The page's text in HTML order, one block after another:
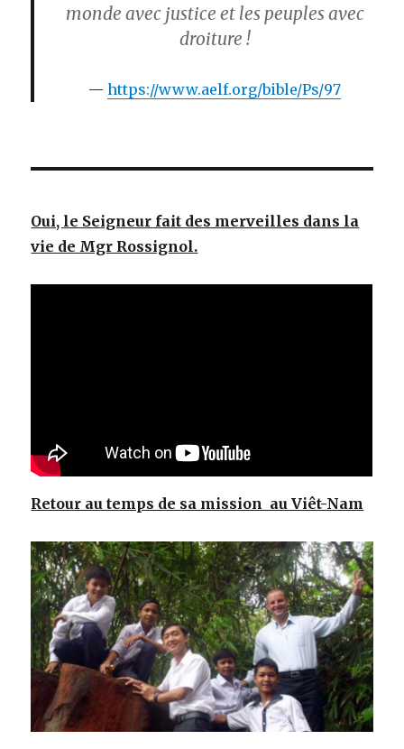
monde avec justice et les peuples avec
droiture !
https://www.aelf.org/bible/Ps/97
Oui, le Seigneur fait des merveilles dans la
vie de Mgr Rossignol.
Retour au temps de sa mission au Viêt-Nam